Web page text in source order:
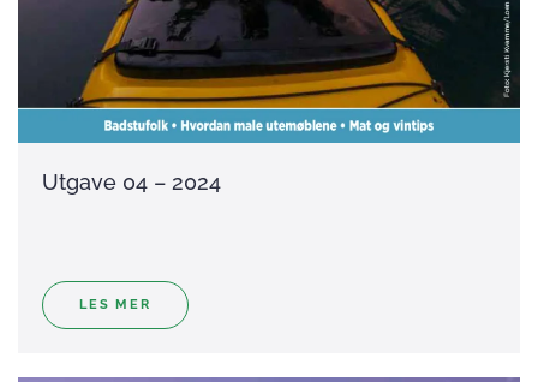
Utgave 04 – 2024
LES MER